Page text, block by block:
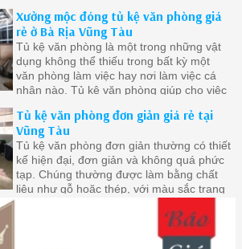
tiên của mình để chọn loại tủ kệ phù hợp
nhất với không gian làm việc của bạn.
Xưởng mộc đóng tủ kệ văn phòng giá
rẻ ở Bà Rịa Vũng Tàu
Tủ kệ văn phòng là một trong những vật
dụng không thể thiếu trong bất kỳ một
văn phòng làm việc hay nơi làm việc cá
nhân nào. Tủ kệ văn phòng giúp cho việc
hơn, giúp cho không gian làm việc trở nên
gọn gàng và ngăn nắp hơn
Tủ kệ văn phòng đơn giản giá rẻ tại
Vũng Tàu
Tủ kệ văn phòng đơn giản thường có thiết
kế hiện đại, đơn giản và không quá phức
tạp. Chúng thường được làm bằng chất
liệu như gỗ hoặc thép, với màu sắc trang